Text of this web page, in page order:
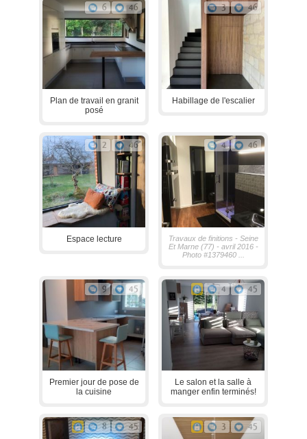
6 46
Plan de travail en granit
posé
3 46
Habillage de l'escalier
2 46
Espace lecture
4 46
Travaux de finitions - Seine
Et Marne (77) - avril 2016 -
Photo #1379460 ...
9 45
Premier jour de pose de
la cuisine
4 45
Le salon et la salle à
manger enfin terminés!
8 45 3 45